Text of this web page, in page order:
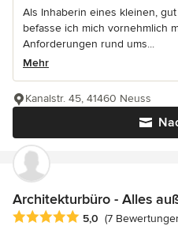
Als Inhaberin eines kleinen,
befasse ich mich vornehmlich
Anforderungen rund ums...
Mehr
Kanalstr. 45, 41460 Neuss
Architekturbüro - Alles
Durchschnittliche Bewertung:
5,0 (7